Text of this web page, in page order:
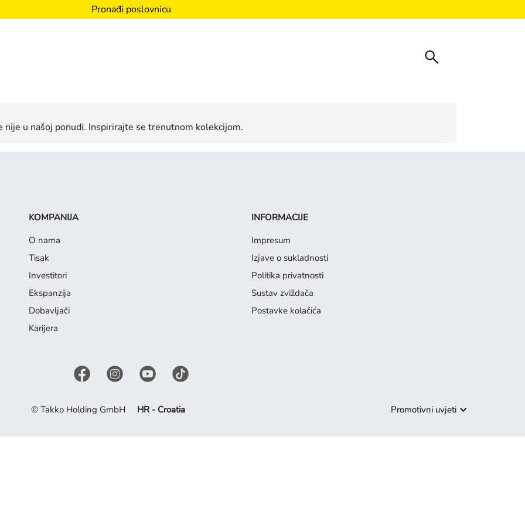
Pronađi poslovnicu
nije u našoj ponudi. Inspirirajte se trenutnom kolekcijom.
KOMPANIJA
O nama
Tisak
Investitori
Ekspanzija
Dobavljači
Karijera
INFORMACIJE
Impresum
Izjave o sukladnosti
Politika privatnosti
Sustav zviždača
Postavke kolačića
© Takko Holding GmbH HR - Croatia Promotivni uvjeti